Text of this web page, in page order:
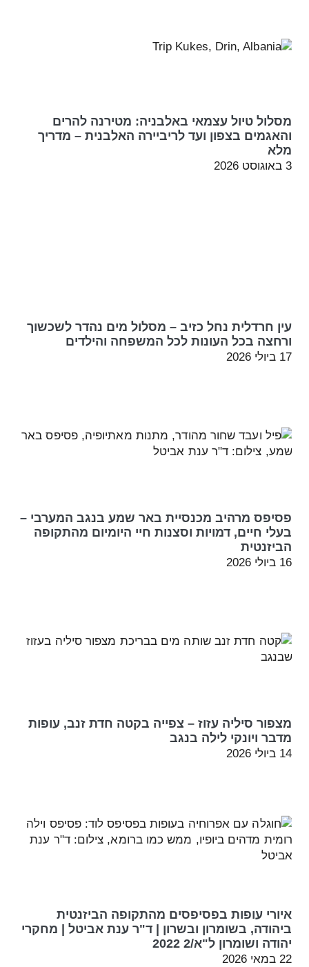
מסלול טיול עצמאי באלבניה: מטירנה להרים
והאגמים בצפון ועד לריביירה האלבנית – מדריך
מלא
3 באוגוסט 2026
עין חרדלית נחל כזיב – מסלול מים נהדר לשכשוך
ורחצה בכל העונות לכל המשפחה והילדים
17 ביולי 2026
פסיפס מרהיב מכנסיית באר שמע בנגב המערבי –
בעלי חיים, דמויות וסצנות חיי היומיום מהתקופה
הביזנטית
16 ביולי 2026
מצפור סיליה עזוז – צפייה בקטה חדת זנב, עופות
מדבר ויונקי לילה בנגב
14 ביולי 2026
איורי עופות בפסיפסים מהתקופה הביזנטית
ביהודה, בשומרון ובשרון | ד"ר ענת אביטל | מחקרי
יהודה ושומרון ל"א/2 2022
22 במאי 2026